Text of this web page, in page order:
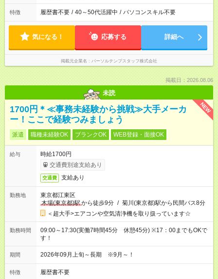
特徴 履歴書不要 / 40～50代活躍中 / パソコンスキル不要
気になる！ 応募する 詳細へ
掲載元企業名 パーソルテンプスタッフ株式会社
掲載日：2026.08.06
未読
NEW
1700円＊≪事務未経験から挑戦≫大手メーカ
ー！ここで経験つみましょう
派遣 職種未経験OK ブランクOK WEB登録・面接OK
給与
時給1700円
交通費別途支給あり
交通費 支給あり
勤務地
東京都江東区
木場(東京都)駅から徒歩9分 / 菊川(東京都)駅から民間バス8分
＜超大手>エアコンや空気清浄機を取り扱っています☆
勤務時間
09:00～17:30(実働7時間45分 休憩45分) ※17：00までもOKで
す！
期間 2026年09月上旬～長期 ※9月～！
特徴 履歴書不要